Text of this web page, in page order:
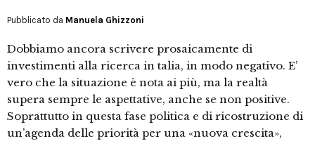
Pubblicato da Manuela Ghizzoni
Dobbiamo ancora scrivere prosaicamente di
investimenti alla ricerca in talia, in modo negativo. E’
vero che la situazione è nota ai più, ma la realtà
supera sempre le aspettative, anche se non positive.
Soprattutto in questa fase politica e di ricostruzione di
un’agenda delle priorità per una «nuova crescita»,